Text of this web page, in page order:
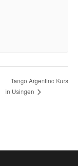
Tango Argentino Kurs
in Usingen